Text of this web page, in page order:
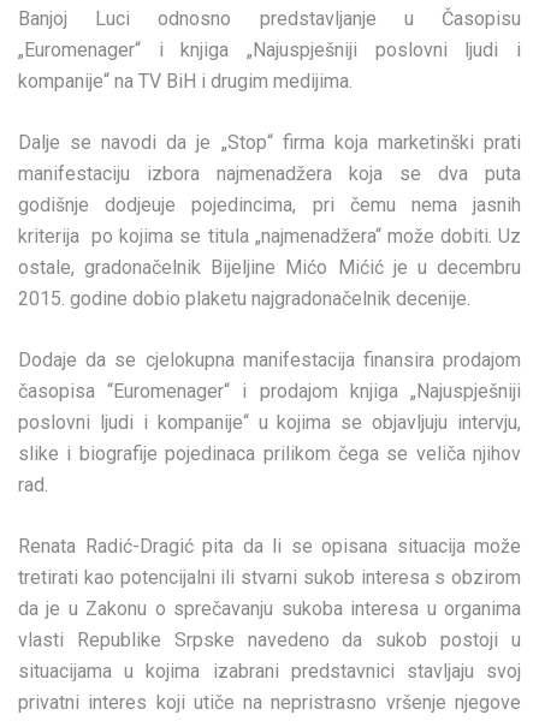
Banjoj Luci odnosno predstavljanje u Časopisu
„Euromenager“ i knjiga „Najuspješniji poslovni ljudi i
kompanije“ na TV BiH i drugim medijima.
Dalje se navodi da je „Stop“ firma koja marketinški prati
manifestaciju izbora najmenadžera koja se dva puta
godišnje dodjeuje pojedincima, pri čemu nema jasnih
kriterija po kojima se titula „najmenadžera“ može dobiti. Uz
ostale, gradonačelnik Bijeljine Mićo Mićić je u decembru
2015. godine dobio plaketu najgradonačelnik decenije.
Dodaje da se cjelokupna manifestacija finansira prodajom
časopisa “Euromenager“ i prodajom knjiga „Najuspješniji
poslovni ljudi i kompanije“ u kojima se objavljuju intervju,
slike i biografije pojedinaca prilikom čega se veliča njihov
rad.
Renata Radić-Dragić pita da li se opisana situacija može
tretirati kao potencijalni ili stvarni sukob interesa s obzirom
da je u Zakonu o sprečavanju sukoba interesa u organima
vlasti Republike Srpske navedeno da sukob postoji u
situacijama u kojima izabrani predstavnici stavljaju svoj
privatni interes koji utiče na nepristrasno vršenje njegove